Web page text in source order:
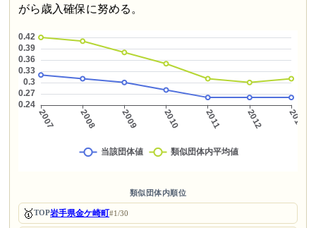
がら歳入確保に努める。
類似団体内順位
🥇TOP岩手県金ケ崎町#1/30